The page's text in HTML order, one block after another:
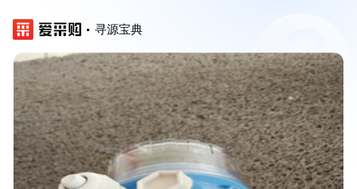
寻源宝典